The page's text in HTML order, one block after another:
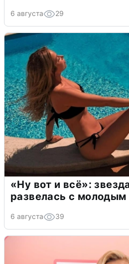
6 августа 29
«Ну вот и всё»:
развелась с
6 августа 39